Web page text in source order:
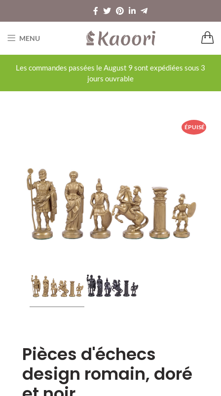
MENU
Les commandes passées le August 9 sont expédiées sous 3
jours ouvrable
ÉPUISÉ
Pièces d'échecs
design romain, doré